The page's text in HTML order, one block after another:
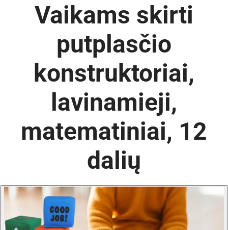
Vaikams skirti
putplasčio
konstruktoriai,
lavinamieji,
matematiniai, 12
dalių